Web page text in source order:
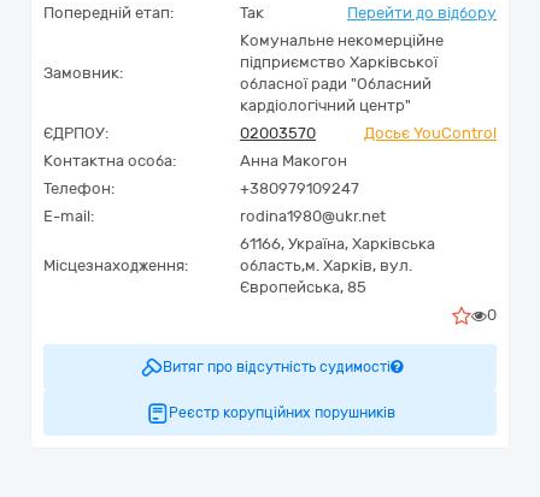
Попередній етап:
Так Перейти до відбору
Замовник:
Комунальне некомерційне
підприємство Харківської
обласної ради "Обласний
кардіологічний центр"
ЄДРПОУ:
02003570
Досьє YouControl
Контактна особа:
Анна Макогон
Телефон:
+380979109247
E-mail:
rodina1980@ukr.net
Місцезнаходження:
61166, Україна, Харківська
область,м. Харків, вул.
Європейська, 85
0
Витяг про відсутність судимості
Реєстр корупційних порушників